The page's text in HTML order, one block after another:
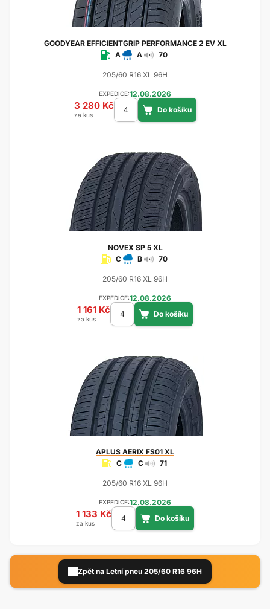
GOODYEAREFFICIENTGRIP PERFORMANCE 2 EV XL
A
A 70
205/60 R16 XL 96H
EXPEDICE:12.08.2026
3 280 Kč
za kus
NOVEX SP 5 XL
C
B 70
205/60 R16 XL 96H
EXPEDICE:12.08.2026
1 161 Kč
za kus
APLUS AERIX FS01 XL
C
C 71
205/60 R16 XL 96H
EXPEDICE:12.08.2026
1 133 Kč
za kus
Zpět na Letní pneu 205/60 R16 96H